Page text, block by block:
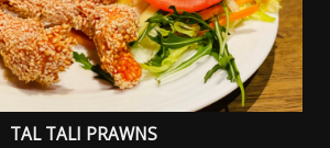
TAL TALI PRAWNS